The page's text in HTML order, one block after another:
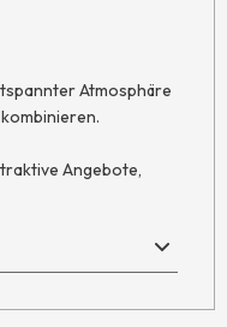
Atmosphäre
Angebote,